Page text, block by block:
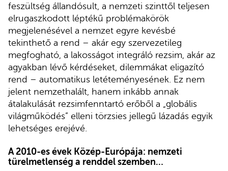
feszültség állandósult, a nemzeti szinttől teljesen
elrugaszkodott léptékű problémakörök
megjelenésével a nemzet egyre kevésbé
tekinthető a rend – akár egy szervezetileg
megfogható, a lakosságot integráló rezsim, akár az
agyakban lévő kérdéseket, dilemmákat eligazító
rend – automatikus letéteményesének. Ez nem
jelent nemzethalált, hanem inkább annak
átalakulását rezsimfenntartó erőből a „globális
világműködés” elleni törzsies jellegű lázadás egyik
lehetséges erejévé.
A 2010-es évek Közép-Európája: nemzeti
türelmetlenség a renddel szemben…